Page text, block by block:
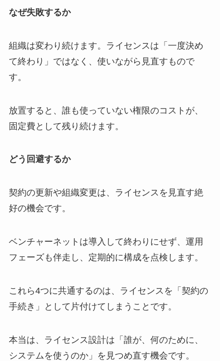
なぜ失敗するか
組織は変わり続けます。ライセンスは「一度決め
て終わり」ではなく、使いながら見直すもので
す。
放置すると、誰も使っていない権限のコストが、
固定費として残り続けます。
どう回避するか
契約の更新や組織変更は、ライセンスを見直す絶
好の機会です。
ベンチャーネットは導入して終わりにせず、運用
フェーズも伴走し、定期的に構成を点検します。
これら4つに共通するのは、ライセンスを「契約の
手続き」として片付けてしまうことです。
本当は、ライセンス設計は「誰が、何のために、
システムを使うのか」を見つめ直す機会です。